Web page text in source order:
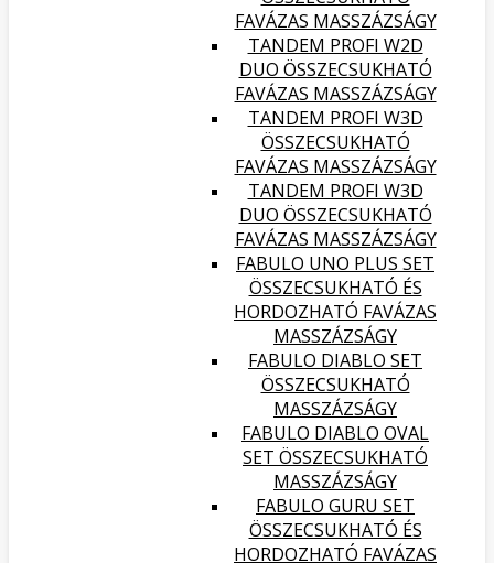
FAVÁZAS MASSZÁZSÁGY
TANDEM PROFI W2D
DUO ÖSSZECSUKHATÓ
FAVÁZAS MASSZÁZSÁGY
TANDEM PROFI W3D
ÖSSZECSUKHATÓ
FAVÁZAS MASSZÁZSÁGY
TANDEM PROFI W3D
DUO ÖSSZECSUKHATÓ
FAVÁZAS MASSZÁZSÁGY
FABULO UNO PLUS SET
ÖSSZECSUKHATÓ ÉS
HORDOZHATÓ FAVÁZAS
MASSZÁZSÁGY
FABULO DIABLO SET
ÖSSZECSUKHATÓ
MASSZÁZSÁGY
FABULO DIABLO OVAL
SET ÖSSZECSUKHATÓ
MASSZÁZSÁGY
FABULO GURU SET
ÖSSZECSUKHATÓ ÉS
HORDOZHATÓ FAVÁZAS